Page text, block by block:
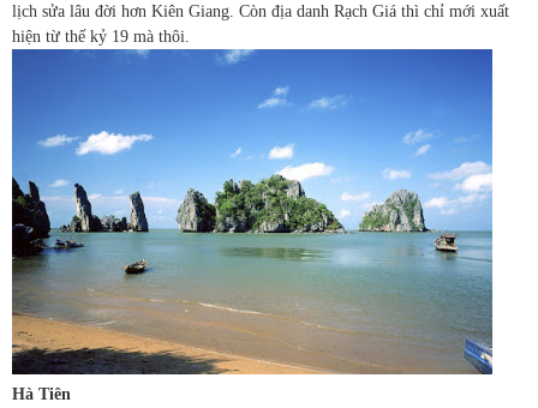
lịch sửa lâu đời hơn Kiên Giang. Còn địa danh Rạch Giá thì chỉ mới xuất
hiện từ thế kỷ 19 mà thôi.
Hà Tiên